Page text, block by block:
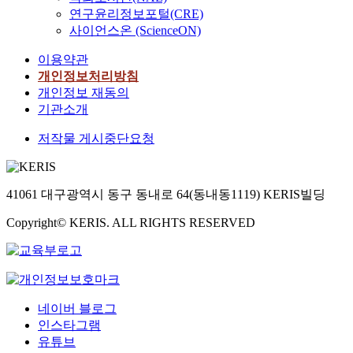
연구윤리정보포털(CRE)
사이언스온 (ScienceON)
이용약관
개인정보처리방침
개인정보 재동의
기관소개
저작물 게시중단요청
41061 대구광역시 동구 동내로 64(동내동1119) KERIS빌딩
Copyright© KERIS. ALL RIGHTS RESERVED
네이버 블로그
인스타그램
유튜브